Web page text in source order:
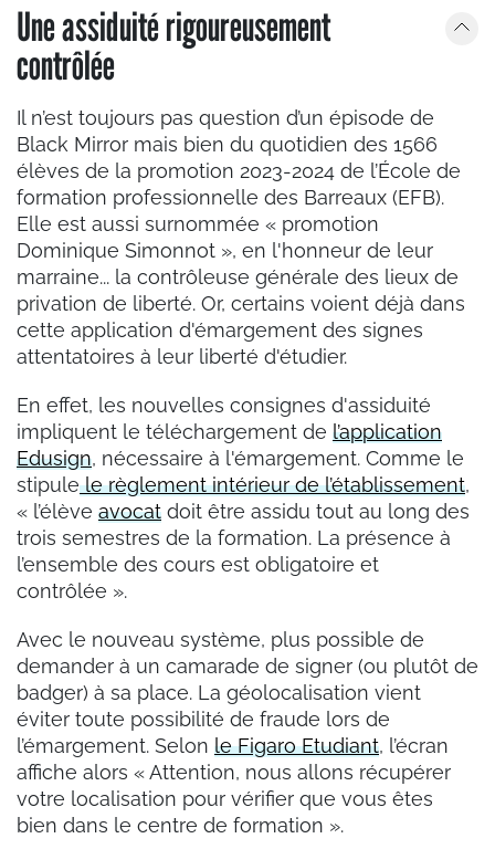
Une assiduité rigoureusement
contrôlée
Il n’est toujours pas question d’un épisode de
Black Mirror mais bien du quotidien des 1566
élèves de la promotion 2023-2024 de l’École de
formation professionnelle des Barreaux (EFB).
Elle est aussi surnommée « promotion
Dominique Simonnot », en l'honneur de leur
marraine... la contrôleuse générale des lieux de
privation de liberté. Or, certains voient déjà dans
cette application d'émargement des signes
attentatoires à leur liberté d'étudier.
En effet, les nouvelles consignes d'assiduité
impliquent le téléchargement de l’application
Edusign, nécessaire à l'émargement. Comme le
stipulele règlement intérieur de l’établissement,
« l’élève avocat doit être assidu tout au long des
trois semestres de la formation. La présence à
l’ensemble des cours est obligatoire et
contrôlée ».
Avec le nouveau système, plus possible de
demander à un camarade de signer (ou plutôt de
badger) à sa place. La géolocalisation vient
éviter toute possibilité de fraude lors de
l’émargement. Selon le Figaro Etudiant, l’écran
affiche alors « Attention, nous allons récupérer
votre localisation pour vérifier que vous êtes
bien dans le centre de formation ».